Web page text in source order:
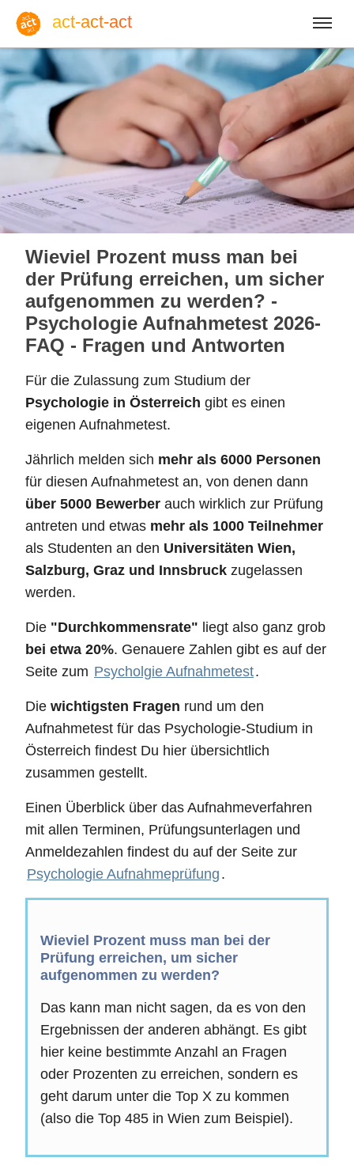
act-act-act
Anmelden
Blog
Do, 06. August 2026 | 32
Englisch Deutsch Spanisch
Wieviel Prozent muss man bei
der Prüfung erreichen, um sicher
aufgenommen zu werden? -
Psychologie Aufnahmetest 2026-
FAQ - Fragen und Antworten
Für die Zulassung zum Studium der
Psychologie in Österreich gibt es einen
eigenen Aufnahmetest.
Jährlich melden sich mehr als 6000 Personen
für diesen Aufnahmetest an, von denen dann
über 5000 Bewerber auch wirklich zur Prüfung
antreten und etwas mehr als 1000 Teilnehmer
als Studenten an den Universitäten Wien,
Salzburg, Graz und Innsbruck zugelassen
werden.
Die "Durchkommensrate" liegt also ganz grob
bei etwa 20%. Genauere Zahlen gibt es auf der
Seite zum Psycholgie Aufnahmetest.
Die wichtigsten Fragen rund um den
Aufnahmetest für das Psychologie-Studium in
Österreich findest Du hier übersichtlich
zusammen gestellt.
Einen Überblick über das Aufnahmeverfahren
mit allen Terminen, Prüfungsunterlagen und
Anmeldezahlen findest du auf der Seite zur
Psychologie Aufnahmeprüfung .
Wieviel Prozent muss man bei der
Prüfung erreichen, um sicher
aufgenommen zu werden?
Das kann man nicht sagen, da es von den
Ergebnissen der anderen abhängt. Es gibt
hier keine bestimmte Anzahl an Fragen
oder Prozenten zu erreichen, sondern es
geht darum unter die Top X zu kommen
(also die Top 485 in Wien zum Beispiel).